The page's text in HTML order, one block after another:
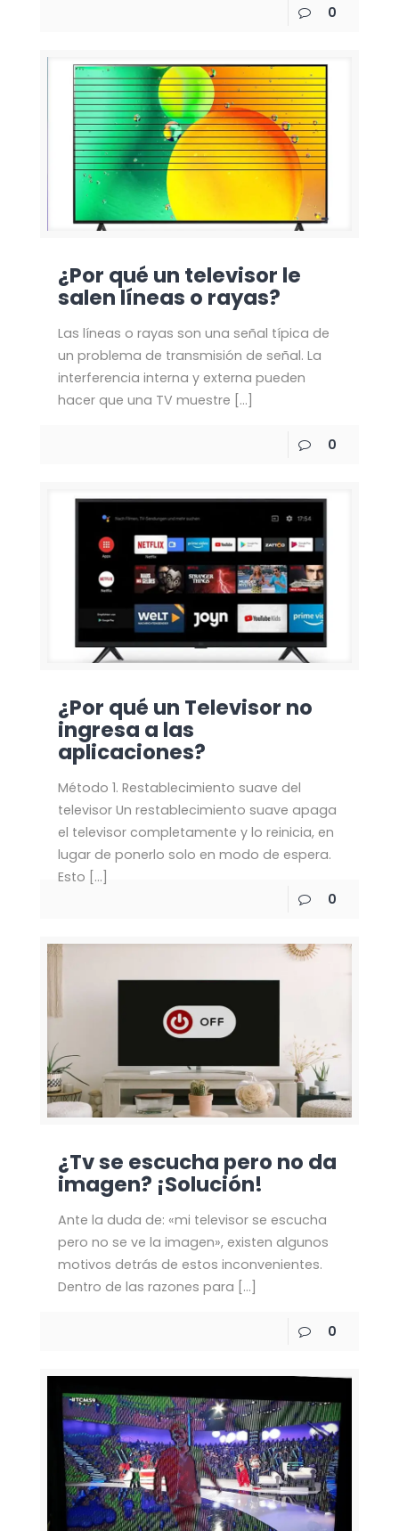
0
¿Por qué un televisor le
salen líneas o rayas?
Las líneas o rayas son una señal típica de
un problema de transmisión de señal. La
interferencia interna y externa pueden
hacer que una TV muestre […]
0
¿Por qué un Televisor no
ingresa a las
aplicaciones?
Método 1. Restablecimiento suave del
televisor Un restablecimiento suave apaga
el televisor completamente y lo reinicia, en
lugar de ponerlo solo en modo de espera.
Esto […]
0
¿Tv se escucha pero no da
imagen? ¡Solución!
Ante la duda de: «mi televisor se escucha
pero no se ve la imagen», existen algunos
motivos detrás de estos inconvenientes.
Dentro de las razones para […]
0